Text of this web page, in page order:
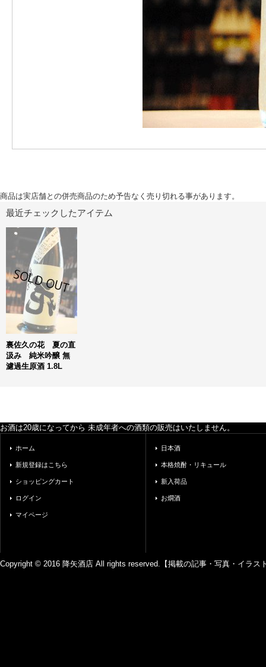
商品は実店舗との併売商品のため予告なく売り切れる事があります。
最近チェックしたアイテム
裏佐久の花 夏の直
汲み 純米吟醸 無
濾過生原酒 1.8L
お酒は20歳になってから 未成年者への酒類の販売はいたしません。
ホーム
新規登録はこちら
ショッピングカート
ログイン
マイページ
日本酒
本格焼酎・リキュール
新入荷品
お燗酒
Copyright © 2016 降矢酒店 All rights reserved.【掲載の記事・写真・イラス